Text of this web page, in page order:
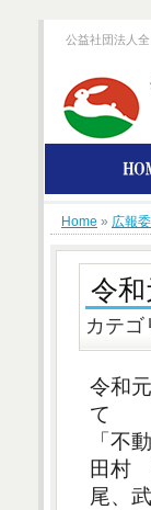
公益社団法人
Home » 広報
令
カテゴ
令和
て
「不
田村
尾、